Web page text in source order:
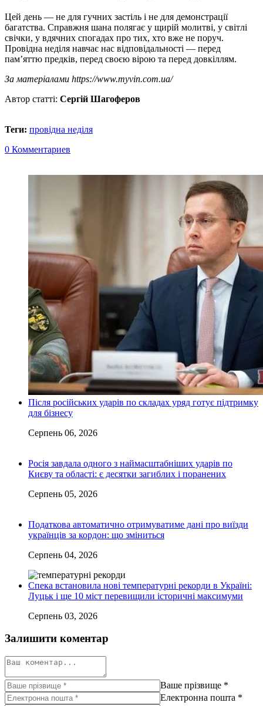
Цей день — не для гучних застіль і не для демонстрації
багатства. Справжня шана полягає у щирій молитві, у світлі
свічки, у вдячних спогадах про тих, хто вже не поруч.
Провідна неділя навчає нас відповідальності — перед
пам’яттю предків, перед своєю вірою та перед довкіллям.
За матеріалами https://www.myvin.com.ua/
Автор статті: Сергій Шагоферов
Теги: провідна неділя
0 Комментариев
Після російських ударів по складах уряд готує підтримку
для бізнесу
Серпень 06, 2026
Росія завдала одного з наймасштабніших ударів по
Києву та області: є десятки загиблих і поранених
Серпень 05, 2026
Податкова автоматично отримуватиме дані про виїзди
українців за кордон: що зміниться
Серпень 04, 2026
Спека встановила нові температурні рекорди в Україні:
Луцьк і ще 10 міст перевищили історичні максимуми
Серпень 03, 2026
Залишити коментар
Ваше прізвище *
Електронна пошта *